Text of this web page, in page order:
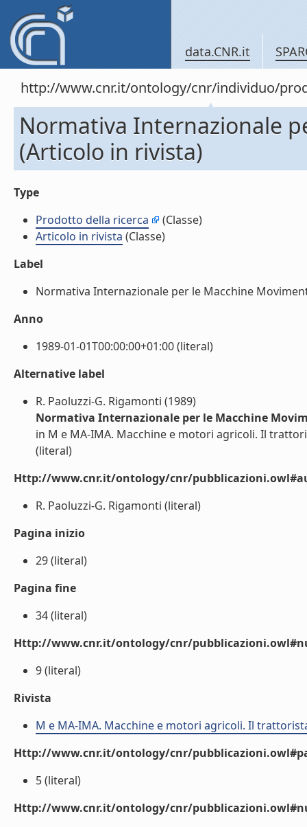
data.CNR.it
http://www.cnr.it/ontology/cnr/individuo/
Normativa Internazionale
(Articolo in rivista)
Type
Prodotto della ricerca
(Classe)
Articolo in rivista (Classe)
Label
Normativa Internazionale per le Macchine
Anno
1989-01-01T00:00:00+01:00 (literal)
Alternative label
R. Paoluzzi-G. Rigamonti (1989)
Normativa Internazionale per le Macchine
in M e MA-IMA. Macchine e motori agricoli. Il
(literal)
Http://www.cnr.it/ontology/cnr/
R. Paoluzzi-G. Rigamonti (literal)
Pagina inizio
29 (literal)
Pagina fine
34 (literal)
Http://www.cnr.it/ontology/cnr/
9 (literal)
Rivista
M e MA-IMA. Macchine e motori agricoli. Il
Http://www.cnr.it/ontology/cnr/
5 (literal)
Http://www.cnr.it/ontology/cnr/